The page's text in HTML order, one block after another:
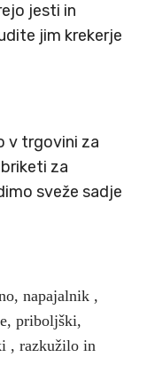
jesti in
jim krekerje
v trgovini za
za
sveže sadje
,napajalnik ,
,priboljški,
,razkužilo in